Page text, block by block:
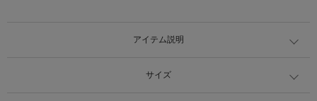
アイテム説明
サイズ